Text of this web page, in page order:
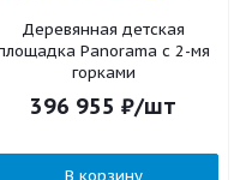
Деревянная детская
Panorama с 2-мя
горками
396 955 ₽/шт
В корзину